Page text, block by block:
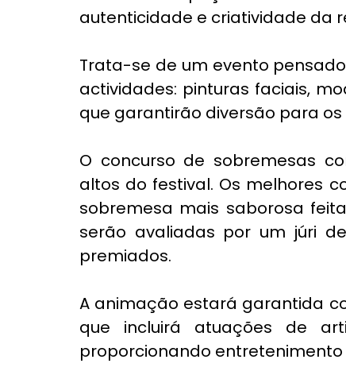
autenticidade e criatividade da
Trata-se de um evento
actividades: pinturas faciais,
que garantirão diversão para
O concurso de sobremesas
altos do festival. Os melhores
sobremesa mais saborosa
serão avaliadas por um júri
premiados.
A animação estará garantida
que incluirá atuações de
proporcionando